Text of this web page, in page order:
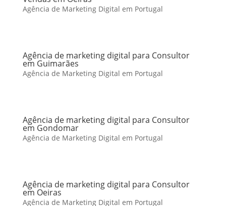
Agência de Marketing Digital em Portugal
Agência de marketing digital para Consultor
em Guimarães
Agência de Marketing Digital em Portugal
Agência de marketing digital para Consultor
em Gondomar
Agência de Marketing Digital em Portugal
Agência de marketing digital para Consultor
em Oeiras
Agência de Marketing Digital em Portugal